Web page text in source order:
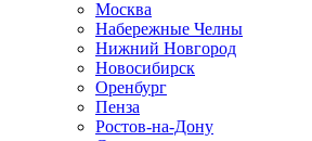
Москва
Набережные Челны
Нижний Новгород
Новосибирск
Оренбург
Пенза
Ростов-на-Дону